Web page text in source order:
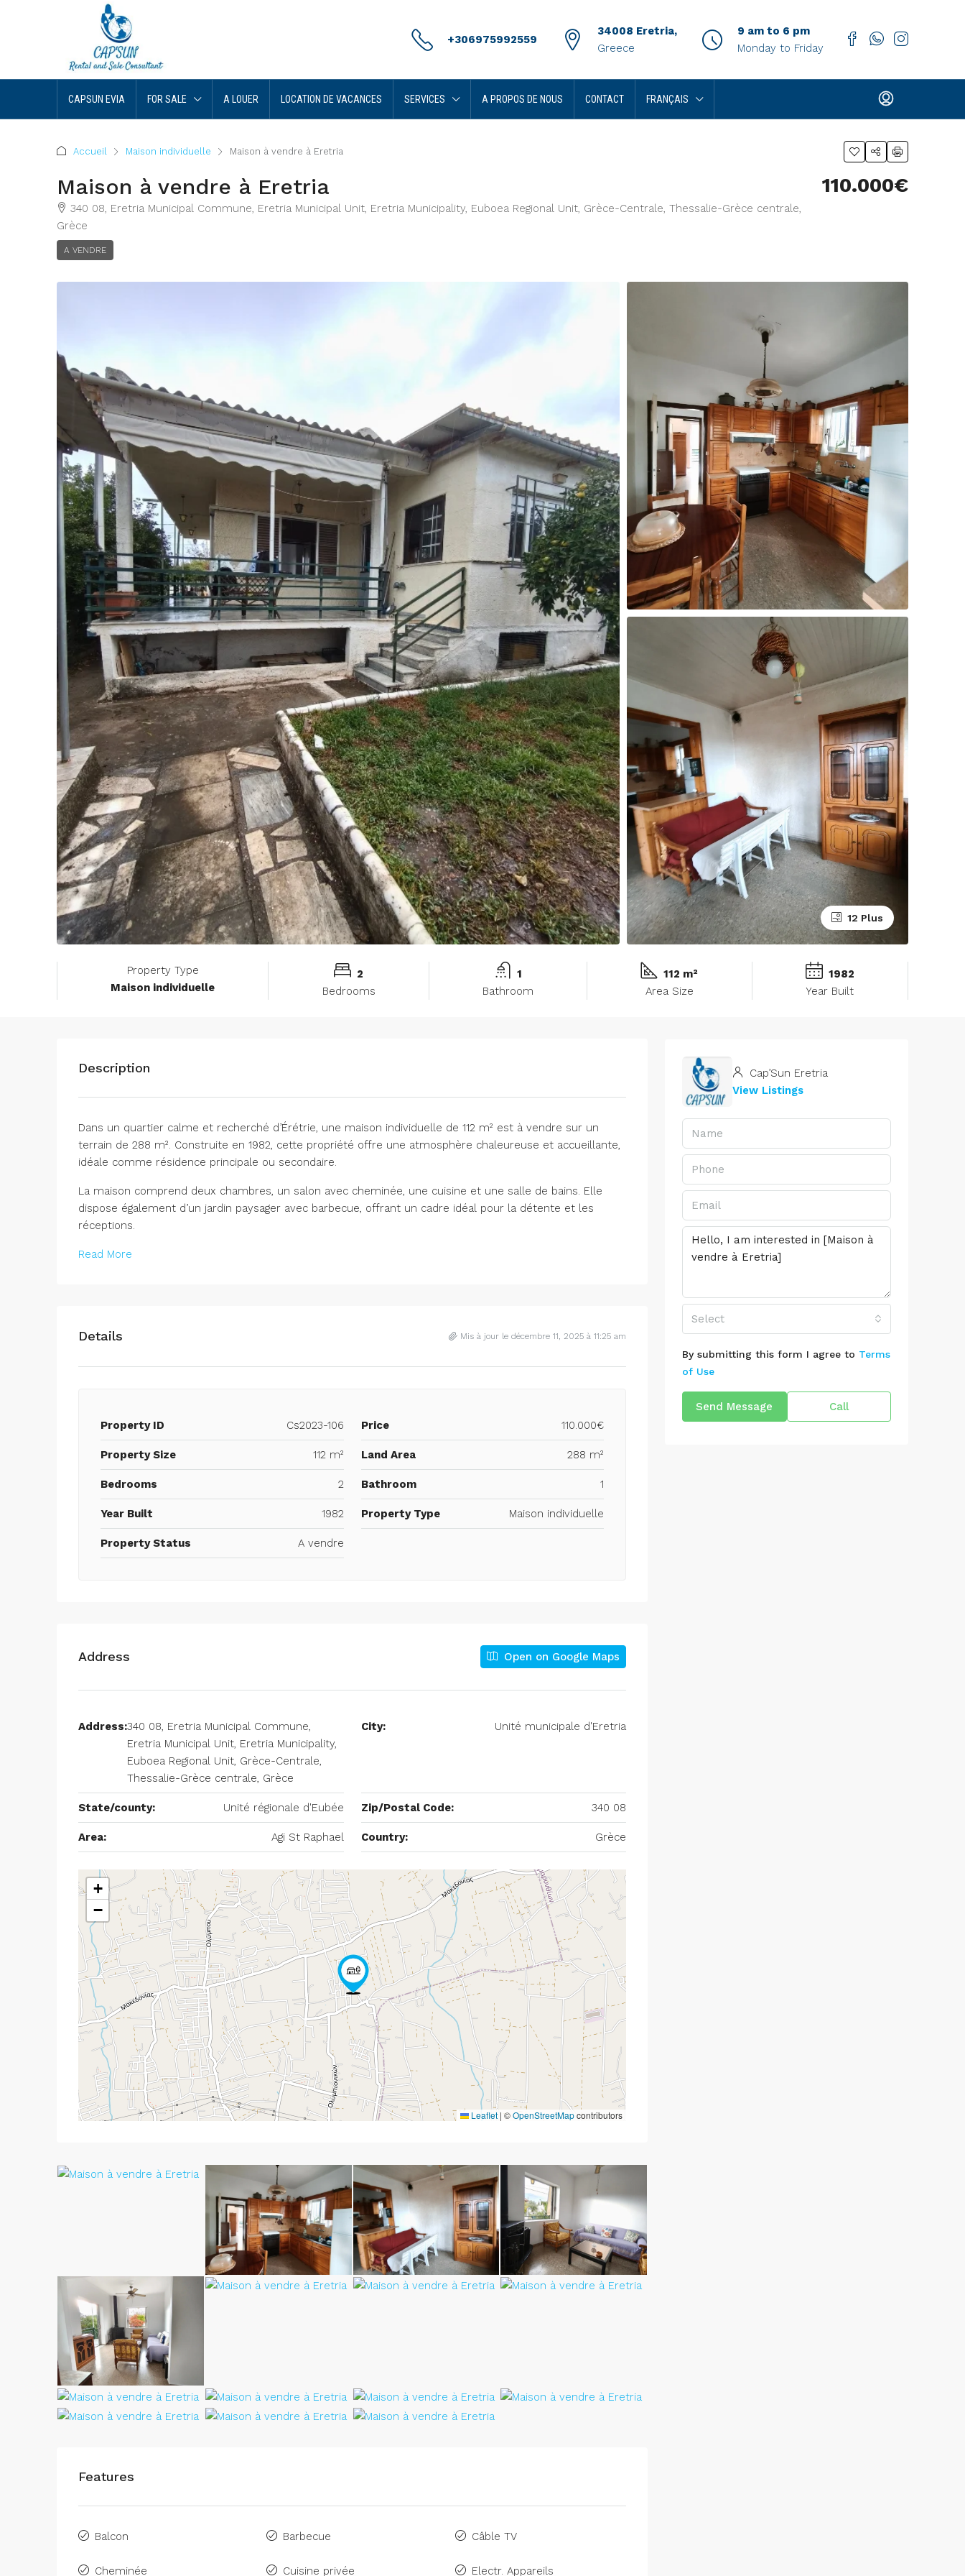
+306975992559
34008 Eretria,
Greece
9 am to 6 pm
Monday to Friday
CAPSUN EVIA FOR SALE A LOUER LOCATION DE VACANCES SERVICES A PROPOS DE NOUS CONTACT FRANÇAIS
Accueil Maison individuelle Maison à vendre à Eretria
Maison à vendre à Eretria
340 08, Eretria Municipal Commune, Eretria Municipal Unit, Eretria Municipality, Euboea Regional Unit, Grèce-Centrale, Thessalie-Grèce centrale,
Grèce
A VENDRE
110.000€
12 Plus
Property Type
Maison individuelle
2
Bedrooms
1
Bathroom
112 m²
Area Size
1982
Year Built
Description
Dans un quartier calme et recherché d’Érétrie, une maison individuelle de 112 m² est à vendre sur un
terrain de 288 m². Construite en 1982, cette propriété offre une atmosphère chaleureuse et accueillante,
idéale comme résidence principale ou secondaire.
La maison comprend deux chambres, un salon avec cheminée, une cuisine et une salle de bains. Elle
dispose également d’un jardin paysager avec barbecue, offrant un cadre idéal pour la détente et les
réceptions.
Read More
Details Mis à jour le décembre 11, 2025 à 11:25 am
Property ID Cs2023-106 Price 110.000€
Property Size 112 m² Land Area 288 m²
Bedrooms 2 Bathroom 1
Year Built 1982 Property Type Maison individuelle
Property Status A vendre
Address Open on Google Maps
Address:340 08, Eretria Municipal Commune,
Eretria Municipal Unit, Eretria Municipality,
Euboea Regional Unit, Grèce-Centrale,
Thessalie-Grèce centrale, Grèce
City: Unité municipale d'Eretria
State/county: Unité régionale d'Eubée Zip/Postal Code: 340 08
Area: Agi St Raphael Country: Grèce
+
−
Leaflet | ©OpenStreetMapcontributors
Features
Balcon Barbecue Câble TV
Cheminée Cuisine privée Electr. Appareils
Cap’Sun Eretria
View Listings
Select
By submitting this form I agree to Terms
of Use
Send Message Call